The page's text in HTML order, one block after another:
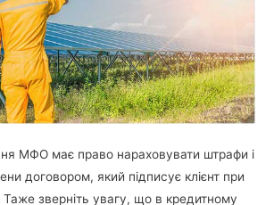
МФО має право нараховувати штрафи і
договором, який підписує клієнт при
Таже зверніть увагу, що в кредитному